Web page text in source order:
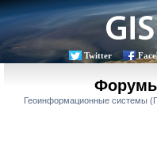
Twitter
Геоинформационные системы